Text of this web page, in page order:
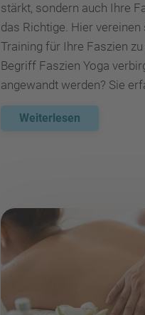
stärkt, sondern auch Ihre
das Richtige. Hier
Training für Ihre Faszien
Begriff Faszien Yoga
angewandt werden? Sie
Weiterlesen